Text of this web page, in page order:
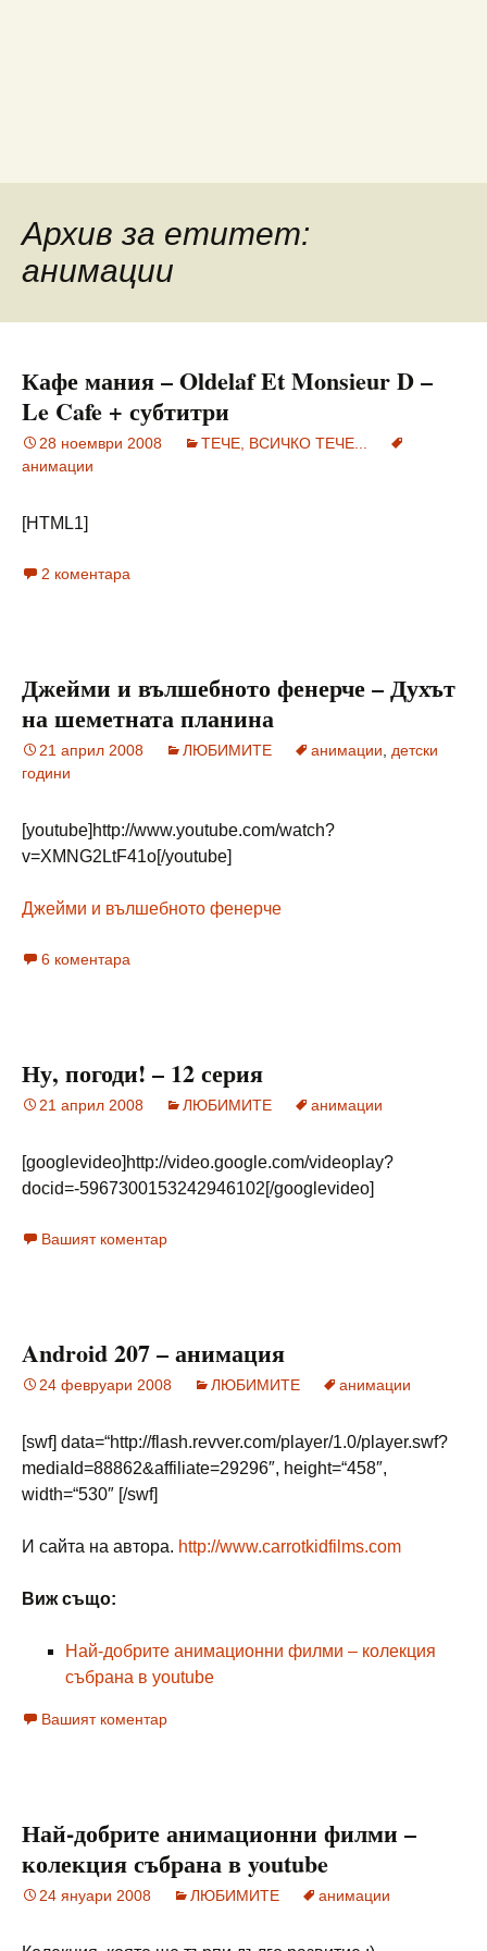
Архив за етитет:
анимации
Кафе мания – Oldelaf Et Monsieur D –
Le Cafe + субтитри
28 ноември 2008
ТЕЧЕ, ВСИЧКО ТЕЧЕ...
анимации
[HTML1]
2 коментара
Джейми и вълшебното фенерче – Духът
на шеметната планина
21 април 2008 ЛЮБИМИТЕ анимации
детски
години
[youtube]http://www.youtube.com/watch?
v=XMNG2LtF41o[/youtube]
Джейми и вълшебното фенерче
6 коментара
Ну, погоди! – 12 серия
21 април 2008 ЛЮБИМИТЕ анимации
[googlevideo]http://video.google.com/videoplay?
docid=-5967300153242946102[/googlevideo]
Вашият коментар
Android 207 – анимация
24 февруари 2008 ЛЮБИМИТЕ анимации
[swf] data=“http://flash.revver.com/player/1.0/player.swf?
mediaId=88862&affiliate=29296″, height=“458″,
width=“530″ [/swf]
И сайта на автора. http://www.carrotkidfilms.com
Виж също:
Най-добрите анимационни филми – колекция
събрана в youtube
Вашият коментар
Най-добрите анимационни филми –
колекция събрана в youtube
24 януари 2008 ЛЮБИМИТЕ анимации